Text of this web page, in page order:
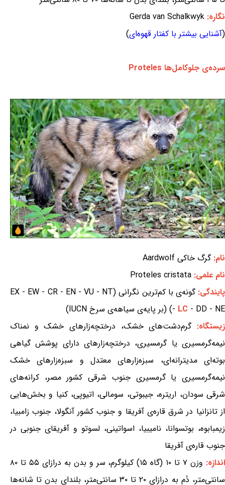
نگاره: Gerda van Schalkwyk
(آشنایی بیشتر با کفتار قهوه‌ای)
سرده‌ی جلوکامل‌ها Proteles
نام:گرگ خاکی Aardwolf
نام علمی: Proteles cristata
پایندگی:
گونه‌ی با کم‌ترین نگرانی (EX - EW - CR - EN - VU - NT
- LC - DD - NE) (بر پایه‌ی سیاهه‌ی سرخ IUCN)
زیستگاه:گرم‌دشت‌های خشک، درختچه‌زارهای خشک و نمناک
نیمه‌گرمسیری یا گرمسیری، درختچه‌زارهای دارای پوشش گیاهی
بوته‌ای مدیترانه‌ای، سبزه‌زارهای معتدل و سبزه‌زارهای خشک
نیمه‌گرمسیری یا گرمسیری جنوب شرقی کشور مصر، کرانه‌های
شرقی سودان، اریتره، جیبوتی، سومالی، اتیوپی، کنیا و بخش‌هایی
از تانزانیا در شرق قاره‌ی آفریقا و جنوب کشور آنگولا، جنوب زامبیا،
زیمبابوه، بوتسوانا، نامیبیا، اسواتینی، لسوتو و آفریقای جنوبی در
جنوب قاره‌ی آفریقا
اندازه:
وزن ۷ تا ۱۰ (گاه ۱۵) کیلوگرم، سر و بدن به درازای ۵۵ تا ۸۰
سانتی‌متر، دُم به درازای ۲۰ تا ۳۰ سانتی‌متر، بلندای بدن تا شانه‌ها